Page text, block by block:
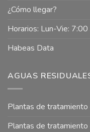
¿Cómo llegar?
Horarios: Lun-Vie:
Habeas Data
AGUAS
Plantas de
Plantas de